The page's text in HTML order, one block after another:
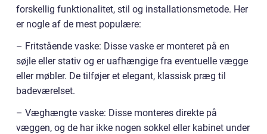
forskellig funktionalitet, stil og installationsmetode. Her
er nogle af de mest populære:
– Fritstående vaske: Disse vaske er monteret på en
søjle eller stativ og er uafhængige fra eventuelle vægge
eller møbler. De tilføjer et elegant, klassisk præg til
badeværelset.
– Væghængte vaske: Disse monteres direkte på
væggen, og de har ikke nogen sokkel eller kabinet under